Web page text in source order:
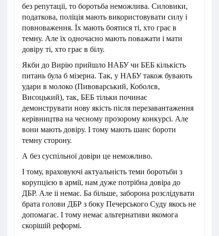
без репутаціі, то боротьба неможлива. Силовики,
податкова, поліція мають використовувати силу і
повноваження. Їх мають боятися ті, хто грає в
темну. Але їх одночасно мають поважати і мати
довіру ті, хто грає в білу.
Якби до Вирію прийшло НАБУ чи БЕБ кількість
питань була б мізерна. Так, у НАБУ також бувають
удари в молоко (Пивоварський, Коболєв,
Висоцький), так, БЕБ тільки починає
демонструвати нову якість після перезавантаження
керівництва на чесному прозорому конкурсі. Але
вони мають довіру. І тому мають шанс бороти
темну сторону.
А без суспільної довіри це неможливо.
І тому, враховуючі актуальність теми боротьби з
корупцією в армії, нам дуже потрібна довіра до
ДБР. Але іі немає. Ба більше, заборона розслідувати
брата голови ДБР з боку Печерського Суду якось не
допомагає. І тому немає альтернативи якомога
скорішій реформі.